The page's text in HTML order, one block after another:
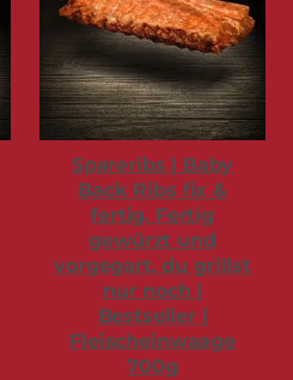
Spareribs | Baby
Back Ribs fix &
fertig. Fertig
gewürzt und
vorgegart, du grillst
nur noch |
Bestseller |
Fleischeinwaage
700g